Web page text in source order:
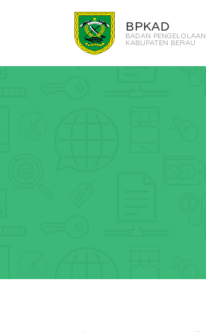
BPKAD
BADAN
KABUPATEN BERAU